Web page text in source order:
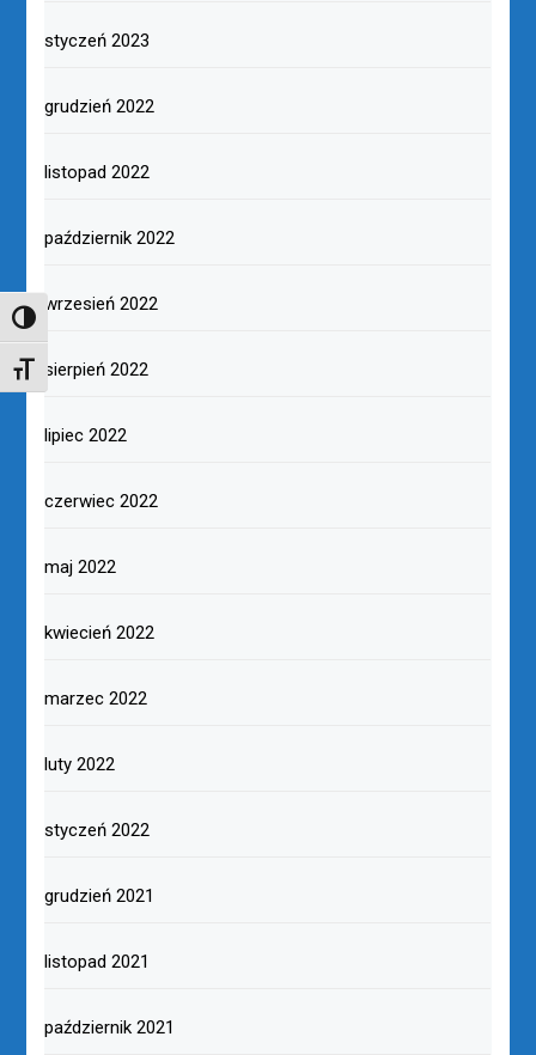
TOGGLE HIGH CONTRAST
TOGGLE FONT SIZE
styczeń 2023
grudzień 2022
listopad 2022
październik 2022
wrzesień 2022
sierpień 2022
lipiec 2022
czerwiec 2022
maj 2022
kwiecień 2022
marzec 2022
luty 2022
styczeń 2022
grudzień 2021
listopad 2021
październik 2021